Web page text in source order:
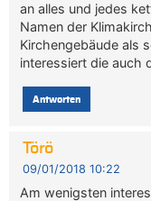
an alles und jedes
Namen der
Kirchengebäude als
interessiert die auch
Antworten
Törö
09/01/2018 10:22
Am wenigsten